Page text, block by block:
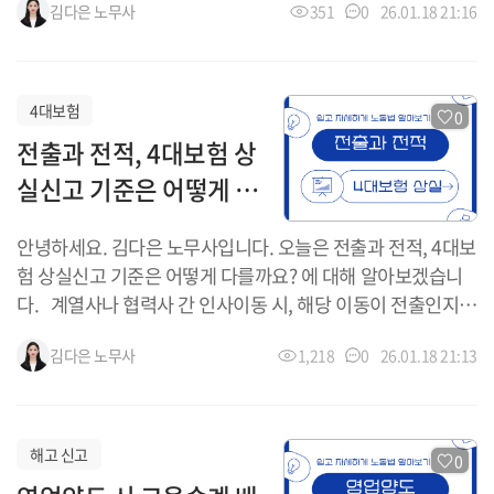
사업주를 대신하여 미지급금을 지급하는 제도입니다. 기존의
산대지급금으로 구분됩니다. 간이대지급금 회사가 도산하지
않았더라도 체불 사실이 노동청 확인서나 법원 판결로 확정되
면 신청 가능 도산대지급금 파산 선고 또는 사실상 도산 상태
가 인정되어야 함 대지급금의 지급 대상과 대상 범위 지급
대상은 임금체불 근로자로, 퇴직자뿐 아니라 일정 요건을 충족
한 재직자도 포함됩니다. 지급 범위는 최종 3개월분 임금 또는
휴업수당, 최종 3년분 퇴직금 중 미지급 금액입니다. 다만 신
청 기한이 엄격하고, 체불 금액을 확정하는 과정에서 분쟁이
김다은노무사 351 0 26.01.18 21:16
4대보험
전출과 전적, 4대보험 상
실신고 기준은 어떻게 다
안녕하세요. 김다은 노무사입니다. 오늘은 전출과 전적, 4대보
험 상실신고 기준은 어떻게 다를까요? 에 대해 알아보겠습니
다. 계열사나 협력사 간 인사이동 시, 해당 이동이 전출인지
할 경우 상실신고 누락, 보험료 중복 부과 등 실무상 문제가 발
사명령을 의미합니다. 근로계약이 종료되지 않으므로 4대보
험은 기존 회사에서 계속 유지되며 상실신고는 하지 않습니다.
김다은노무사 1,218 0 26.01.18 21:13
0
해고 신고 0